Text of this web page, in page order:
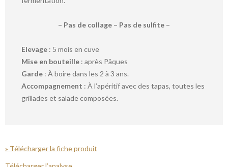
– Pas de collage – Pas de sulfite –
Elevage : 5 mois en cuve
Mise en bouteille : après Pâques
Garde : À boire dans les 2 à 3 ans.
Accompagnement : À l’apéritif avec des tapas, toutes les
grillades et salade composées.
» Télécharger la fiche produit